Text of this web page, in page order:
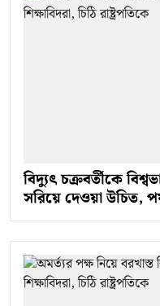
বিদ্যুৎ চক্রবর্তীকে
সরিয়ে দেওয়া উচিত,